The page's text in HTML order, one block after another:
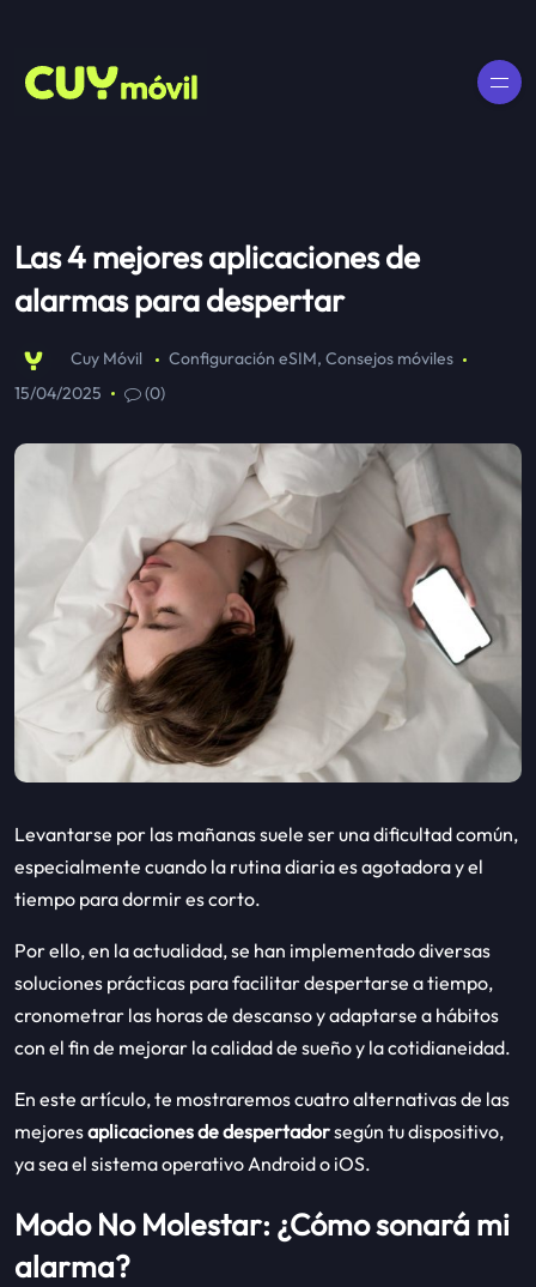
Las 4 mejores aplicaciones de
alarmas para despertar
Cuy Móvil Configuración eSIM, Consejos móviles
15/04/2025
(0)
Levantarse por las mañanas suele ser una dificultad común,
especialmente cuando la rutina diaria es agotadora y el
tiempo para dormir es corto.
Por ello, en la actualidad, se han implementado diversas
soluciones prácticas para facilitar despertarse a tiempo,
cronometrar las horas de descanso y adaptarse a hábitos
con el fin de mejorar la calidad de sueño y la cotidianeidad.
En este artículo, te mostraremos cuatro alternativas de las
mejoresaplicaciones de despertadorsegún tu dispositivo,
ya sea el sistema operativo Android o iOS.
Modo No Molestar: ¿Cómo sonará mi
alarma?